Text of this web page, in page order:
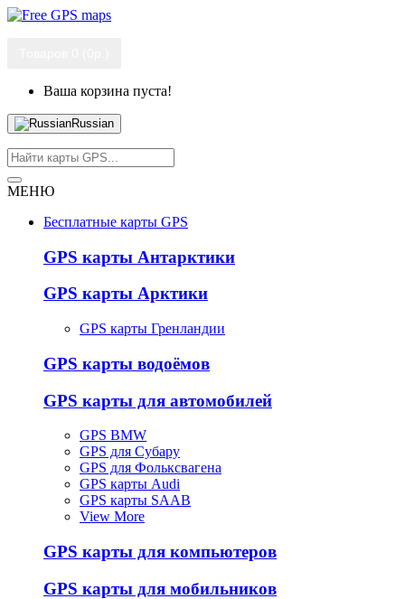
Ваша корзина пуста!
Russian
МЕНЮ
Бесплатные карты GPS
GPS карты Антарктики
GPS карты Арктики
GPS карты Гренландии
GPS карты водоёмов
GPS карты для автомобилей
GPS BMW
GPS для Субару
GPS для Фольксвагена
GPS карты Audi
GPS карты SAAB
View More
GPS карты для компьютеров
GPS карты для мобильников